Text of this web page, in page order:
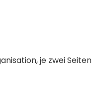
je zwei Seiten